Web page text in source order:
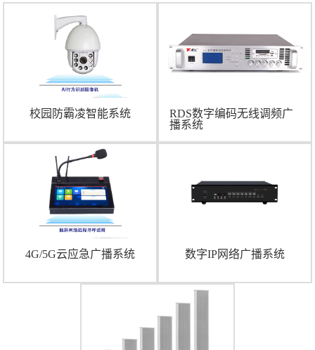
校园防霸凌智能系统
RDS数字编码无线调频广
播系统
4G/5G云应急广播系统 数字IP网络广播系统